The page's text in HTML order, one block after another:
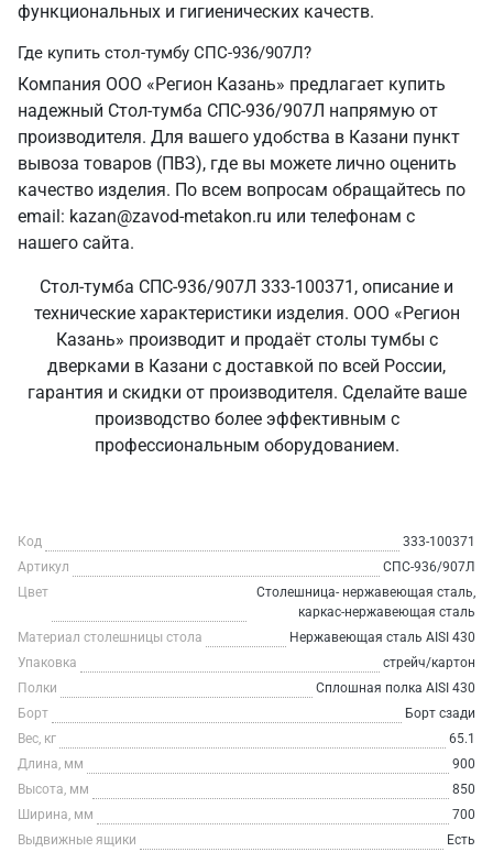
функциональных и гигиенических качеств.
Где купить стол-тумбу СПС-936/907Л?
Компания ООО «Регион Казань» предлагает купить
надежный Стол-тумба СПС-936/907Л напрямую от
производителя. Для вашего удобства в Казани пункт
вывоза товаров (ПВЗ), где вы можете лично оценить
качество изделия. По всем вопросам обращайтесь по
email: kazan@zavod-metakon.ru или телефонам с
нашего сайта.
Стол-тумба СПС-936/907Л 333-100371, описание и
технические характеристики изделия. ООО «Регион
Казань» производит и продаёт столы тумбы с
дверками в Казани с доставкой по всей России,
гарантия и скидки от производителя. Сделайте ваше
производство более эффективным с
профессиональным оборудованием.
Код
333-100371
Артикул
СПС-936/907Л
Цвет
Столешница- нержавеющая сталь,
каркас-нержавеющая сталь
Материал столешницы стола
Нержавеющая сталь AISI 430
Упаковка
стрейч/картон
Полки
Сплошная полка AISI 430
Борт
Борт сзади
Вес, кг
65.1
Длина, мм
900
Высота, мм
850
Ширина, мм
700
Выдвижные ящики
Есть